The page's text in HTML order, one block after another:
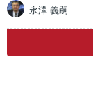
永澤 義嗣